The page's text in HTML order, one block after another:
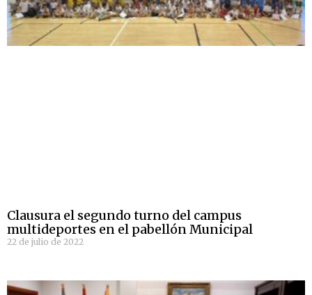
Clausura el segundo turno del campus
multideportes en el pabellón Municipal
22 de julio de 2022